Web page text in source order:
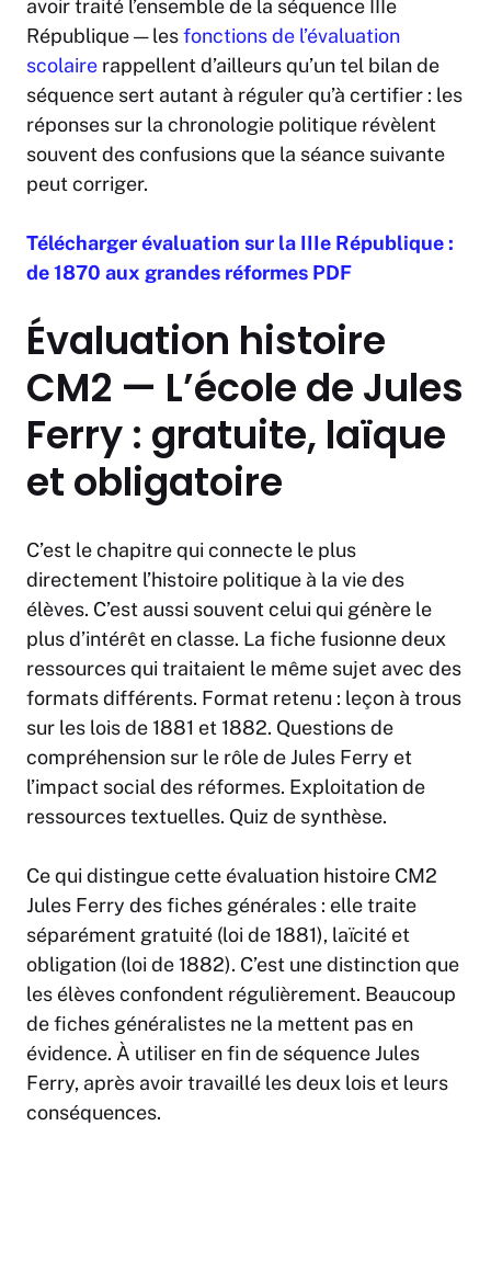
avoir traité l’ensemble de la séquence IIIe
République — lesfonctions de l’évaluation
scolaire rappellent d’ailleurs qu’un tel bilan de
séquence sert autant à réguler qu’à certifier : les
réponses sur la chronologie politique révèlent
souvent des confusions que la séance suivante
peut corriger.
Télécharger évaluation sur la IIIe République :
de 1870 aux grandes réformes PDF
Évaluation histoire
CM2 — L’école de Jules
Ferry : gratuite, laïque
et obligatoire
C’est le chapitre qui connecte le plus
directement l’histoire politique à la vie des
élèves. C’est aussi souvent celui qui génère le
plus d’intérêt en classe. La fiche fusionne deux
ressources qui traitaient le même sujet avec des
formats différents. Format retenu : leçon à trous
sur les lois de 1881 et 1882. Questions de
compréhension sur le rôle de Jules Ferry et
l’impact social des réformes. Exploitation de
ressources textuelles. Quiz de synthèse.
Ce qui distingue cette évaluation histoire CM2
Jules Ferry des fiches générales : elle traite
séparément gratuité (loi de 1881), laïcité et
obligation (loi de 1882). C’est une distinction que
les élèves confondent régulièrement. Beaucoup
de fiches généralistes ne la mettent pas en
évidence. À utiliser en fin de séquence Jules
Ferry, après avoir travaillé les deux lois et leurs
conséquences.